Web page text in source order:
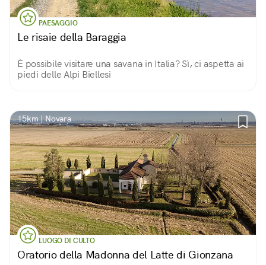
PAESAGGIO
Le risaie della Baraggia
È possibile visitare una savana in Italia? Sì, ci aspetta ai
piedi delle Alpi Biellesi
15km | Novara
LUOGO DI CULTO
Oratorio della Madonna del Latte di Gionzana